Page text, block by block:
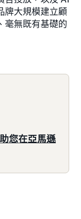
牌大規模建立顧
毫無既有基礎的
您在亞馬遜